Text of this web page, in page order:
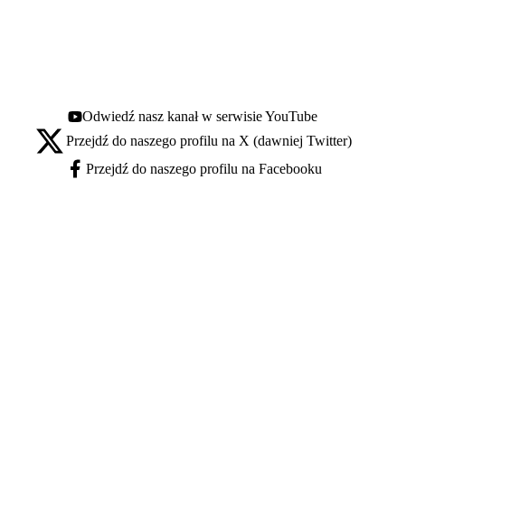
Youtube - otwiera się w nowej karcie
Odwiedź nasz kanał w serwisie YouTube
X - otwiera się w nowej karcie
Przejdź do naszego profilu na X (dawniej Twitter)
Facebook - otwiera się w nowej karcie
Przejdź do naszego profilu na Facebooku